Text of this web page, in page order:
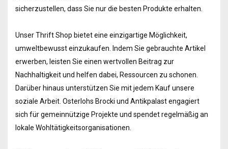
sicherzustellen, dass Sie nur die besten Produkte erhalten.
Unser Thrift Shop bietet eine einzigartige Möglichkeit,
umweltbewusst einzukaufen. Indem Sie gebrauchte Artikel
erwerben, leisten Sie einen wertvollen Beitrag zur
Nachhaltigkeit und helfen dabei, Ressourcen zu schonen.
Darüber hinaus unterstützen Sie mit jedem Kauf unsere
soziale Arbeit. Osterlohs Brocki und Antikpalast engagiert
sich für gemeinnützige Projekte und spendet regelmäßig an
lokale Wohltätigkeitsorganisationen.